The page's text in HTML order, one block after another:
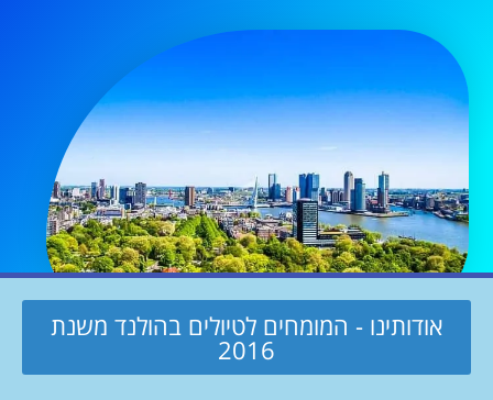
אודותינו - המומחים לטיולים בהולנד משנת
2016